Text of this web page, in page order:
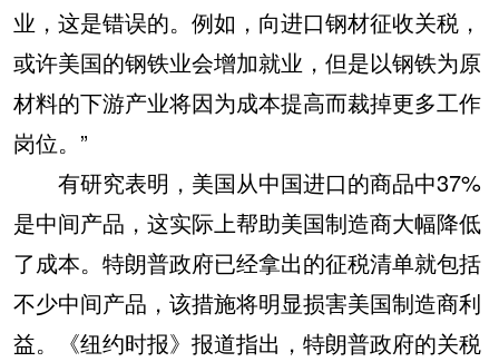
业，这是错误的。例如，向进口钢材征收关税，
或许美国的钢铁业会增加就业，但是以钢铁为原
材料的下游产业将因为成本提高而裁掉更多工作
岗位。”
有研究表明，美国从中国进口的商品中37%
是中间产品，这实际上帮助美国制造商大幅降低
了成本。特朗普政府已经拿出的征税清单就包括
不少中间产品，该措施将明显损害美国制造商利
益。《纽约时报》报道指出，特朗普政府的关税